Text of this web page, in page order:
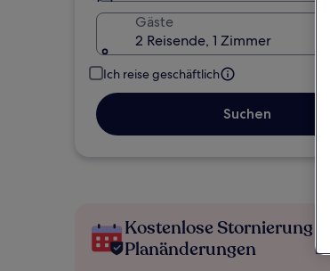
Gäste
2 Reisende, 1 Zimmer
Ich reise geschäftlich
Suchen
Kostenlose Stornierung bei
Planänderungen